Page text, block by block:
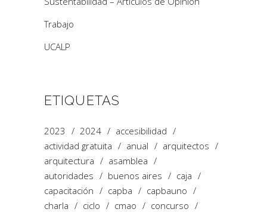
Trabajo
UCALP
ETIQUETAS
2023 2024
accesibilidad
actividad gratuita
anual
arquitectos
arquitectura
asamblea
autoridades
buenos aires
caja
capacitación
capba
capbauno
charla
ciclo cmao
concurso